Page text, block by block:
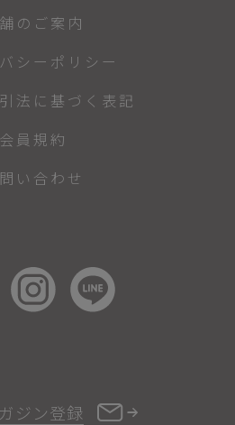
ジン登録
のご案内
シーポリシー
法に基づく表記
会員規約
い合わせ